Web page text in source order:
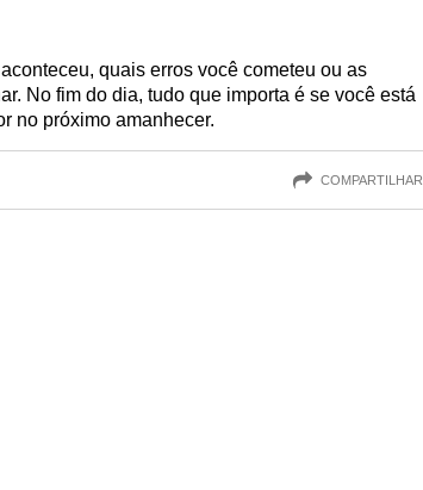
quais erros você cometeu ou as
No fim do dia, tudo que importa é se você está
no próximo amanhecer.
COMPARTILHAR